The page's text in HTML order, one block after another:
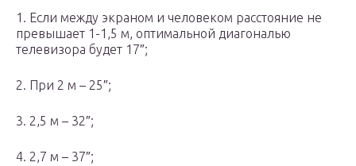
1. Если между экраном и человеком расстояние не
превышает 1-1,5 м, оптимальной диагональю
телевизора будет 17″;
2. При 2 м – 25″;
3. 2,5 м – 32″;
4. 2,7 м – 37″;